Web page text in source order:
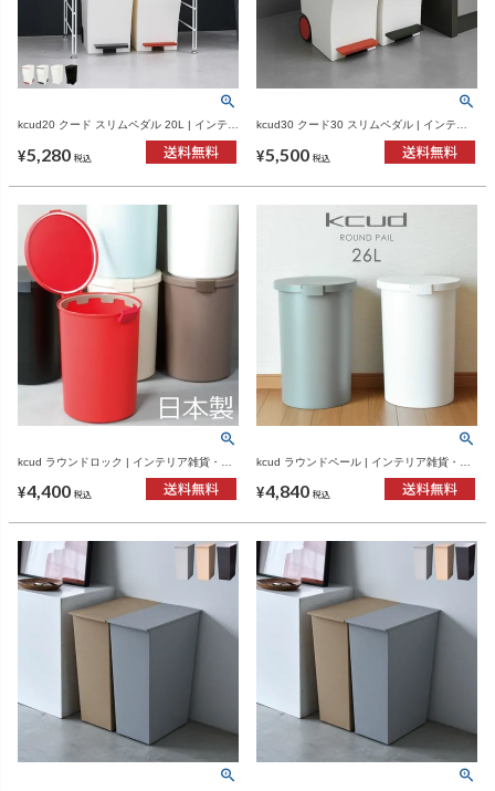
kcud20 クード スリムペダル 20L | インテリ
¥5,280 税込
kcud30 クード30 スリムペダル | インテリ
¥5,500 税込
kcud ラウンドロック | インテリア雑貨・ゴ
¥4,400 税込
kcud ラウンドペール | インテリア雑貨・ゴ
¥4,840 税込